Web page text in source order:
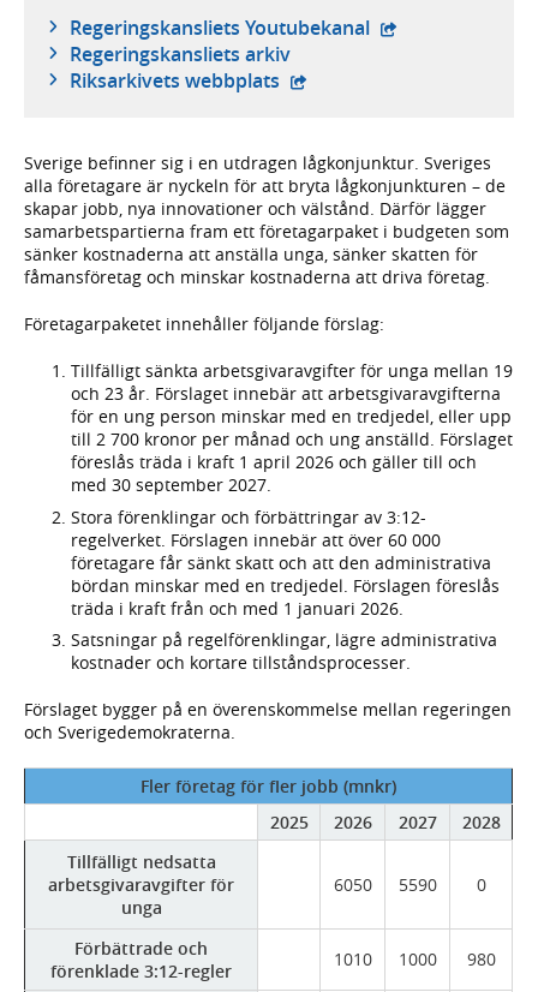
Regeringskansliets Youtubekanal - extern
Regeringskansliets arkiv
Riksarkivets webbplats - extern webbplats,
Sverige befinner sig i en utdragen lågkonjunktur. Sveriges
alla företagare är nyckeln för att bryta lågkonjunkturen – de
skapar jobb, nya innovationer och välstånd. Därför lägger
samarbetspartierna fram ett företagarpaket i budgeten som
sänker kostnaderna att anställa unga, sänker skatten för
fåmansföretag och minskar kostnaderna att driva företag.
Företagarpaketet innehåller följande förslag:
Tillfälligt sänkta arbetsgivaravgifter för unga mellan 19
och 23 år. Förslaget innebär att arbetsgivaravgifterna
för en ung person minskar med en tredjedel, eller upp
till 2 700 kronor per månad och ung anställd. Förslaget
föreslås träda i kraft 1 april 2026 och gäller till och
med 30 september 2027.
Stora förenklingar och förbättringar av 3:12-
regelverket. Förslagen innebär att över 60 000
företagare får sänkt skatt och att den administrativa
bördan minskar med en tredjedel. Förslagen föreslås
träda i kraft från och med 1 januari 2026.
Satsningar på regelförenklingar, lägre administrativa
kostnader och kortare tillståndsprocesser.
Förslaget bygger på en överenskommelse mellan regeringen
och Sverigedemokraterna.
Fler företag för fler jobb (mnkr)
2025
2026 2027
2028
Tillfälligt nedsatta
arbetsgivaravgifter för
unga
6050 5590 0
Förbättrade och
förenklade 3:12-regler
1010 1000 980